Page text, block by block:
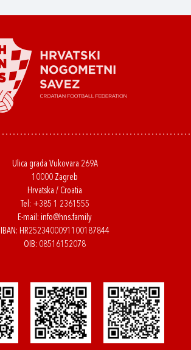
Ulica grada Vukovara 269A
10000 Zagreb
Hrvatska / Croatia
Tel: +385 1 2361555
E-mail: info@hns.family
IBAN: HR2523400091100187844
OIB: 08516152078